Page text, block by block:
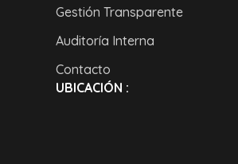
Gestión Transparente
Auditoría Interna
Contacto
UBICACIÓN :